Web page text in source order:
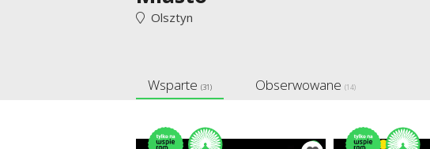
Olsztyn
Wsparte (31) Obserwowane (14)